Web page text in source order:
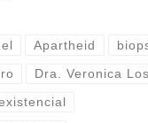
Apartheid
Dra. Veronica